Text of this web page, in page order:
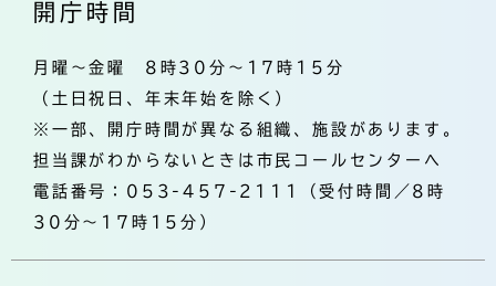
開庁時間
月曜～金曜 8時30分～17時15分
（土日祝日、年末年始を除く）
※一部、開庁時間が異なる組織、施設があります。
担当課がわからないときは市民コールセンターへ
電話番号：053-457-2111（受付時間／8時
30分～17時15分）